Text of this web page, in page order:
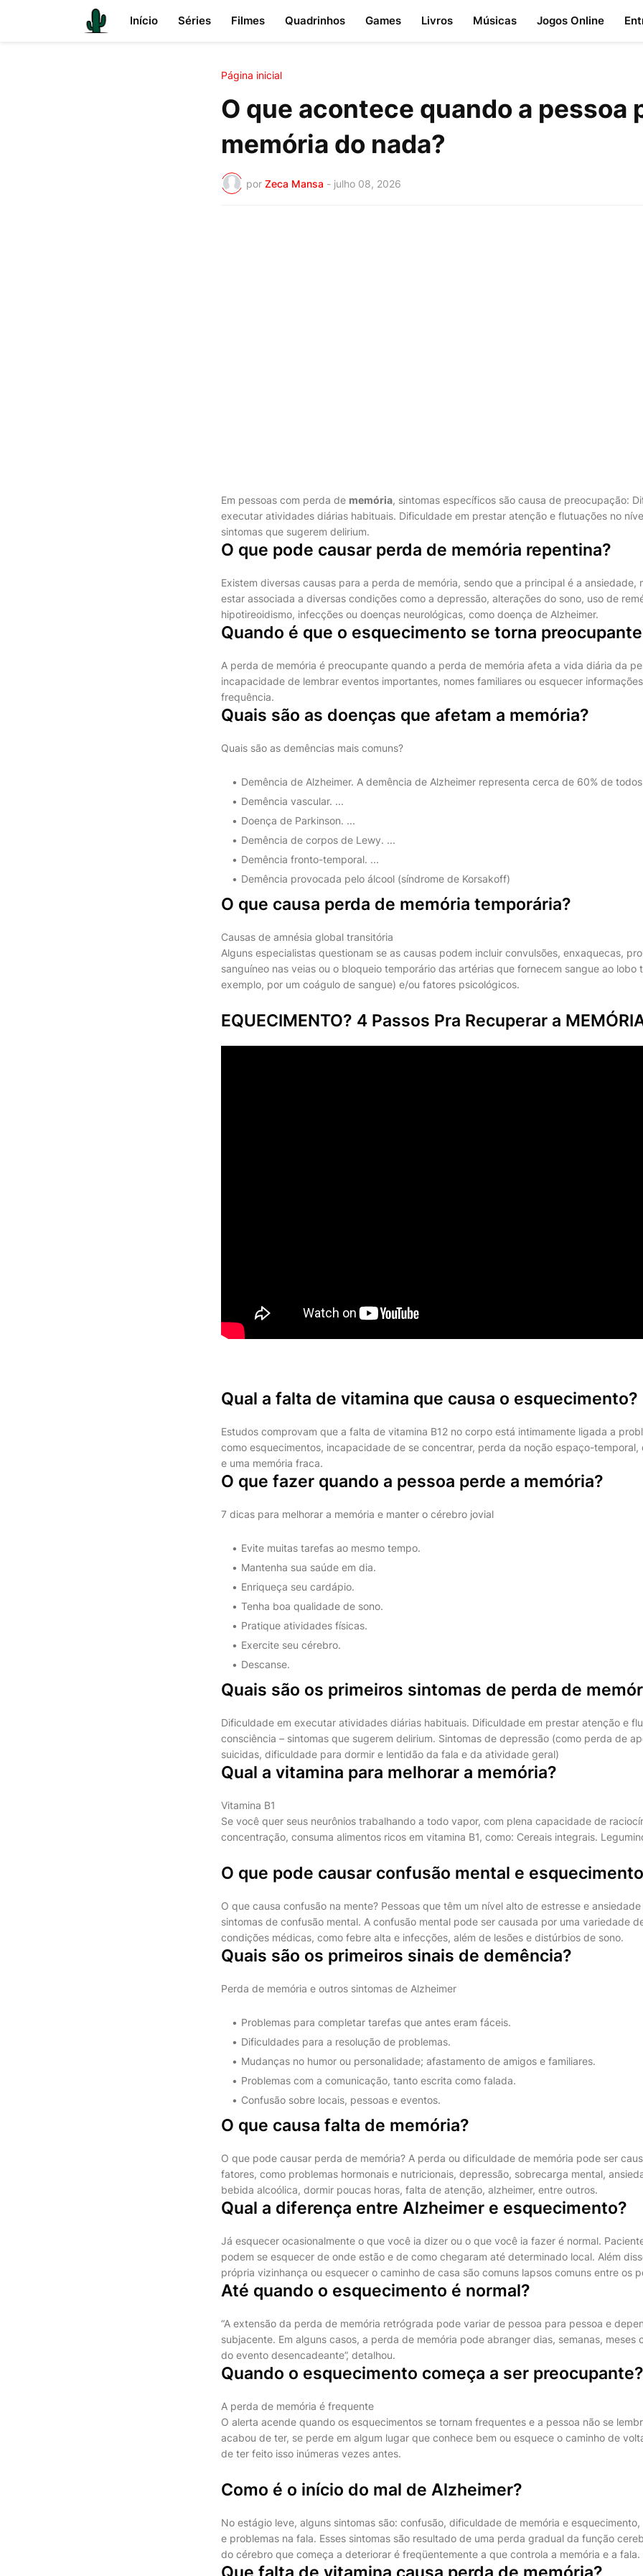
Início Séries Filmes Quadrinhos Games Livros Músicas Jogos Online
Página inicial
O que acontece quando a pessoa
memória do nada?
por Zeca Mansa - julho 08, 2026
Em pessoas com perda de memória, sintomas específicos são causa de preocupação:
executar atividades diárias habituais. Dificuldade em prestar atenção e flutuações no
sintomas que sugerem delirium.
O que pode causar perda de memória repentina?
Existem diversas causas para a perda de memória, sendo que a principal é a ansiedade,
estar associada a diversas condições como a depressão, alterações do sono, uso de
hipotireoidismo, infecções ou doenças neurológicas, como doença de Alzheimer.
Quando é que o esquecimento se torna
A perda de memória é preocupante quando a perda de memória afeta a vida diária da
incapacidade de lembrar eventos importantes, nomes familiares ou esquecer
frequência.
Quais são as doenças que afetam a memória?
Quais são as demências mais comuns?
Demência de Alzheimer. A demência de Alzheimer representa cerca de 60% de
Demência vascular. ...
Doença de Parkinson. ...
Demência de corpos de Lewy. ...
Demência fronto-temporal. ...
Demência provocada pelo álcool (síndrome de Korsakoff)
O que causa perda de memória temporária?
Causas de amnésia global transitória
Alguns especialistas questionam se as causas podem incluir convulsões, enxaquecas,
sanguíneo nas veias ou o bloqueio temporário das artérias que fornecem sangue ao lobo
exemplo, por um coágulo de sangue) e/ou fatores psicológicos.
EQUECIMENTO? 4 Passos Pra Recuperar a
Qual a falta de vitamina que causa o esquecimento?
Estudos comprovam que a falta de vitamina B12 no corpo está intimamente ligada a
como esquecimentos, incapacidade de se concentrar, perda da noção espaço-temporal,
e uma memória fraca.
O que fazer quando a pessoa perde a memória?
7 dicas para melhorar a memória e manter o cérebro jovial
Evite muitas tarefas ao mesmo tempo.
Mantenha sua saúde em dia.
Enriqueça seu cardápio.
Tenha boa qualidade de sono.
Pratique atividades físicas.
Exercite seu cérebro.
Descanse.
Quais são os primeiros sintomas de perda de
Dificuldade em executar atividades diárias habituais. Dificuldade em prestar atenção e
consciência – sintomas que sugerem delirium. Sintomas de depressão (como perda de
suicidas, dificuldade para dormir e lentidão da fala e da atividade geral)
Qual a vitamina para melhorar a memória?
Vitamina B1
Se você quer seus neurônios trabalhando a todo vapor, com plena capacidade de
concentração, consuma alimentos ricos em vitamina B1, como: Cereais integrais.
O que pode causar confusão mental e
O que causa confusão na mente? Pessoas que têm um nível alto de estresse e
sintomas de confusão mental. A confusão mental pode ser causada por uma variedade
condições médicas, como febre alta e infecções, além de lesões e distúrbios de sono.
Quais são os primeiros sinais de demência?
Perda de memória e outros sintomas de Alzheimer
Problemas para completar tarefas que antes eram fáceis.
Dificuldades para a resolução de problemas.
Mudanças no humor ou personalidade; afastamento de amigos e familiares.
Problemas com a comunicação, tanto escrita como falada.
Confusão sobre locais, pessoas e eventos.
O que causa falta de memória?
O que pode causar perda de memória? A perda ou dificuldade de memória pode ser
fatores, como problemas hormonais e nutricionais, depressão, sobrecarga mental,
bebida alcoólica, dormir poucas horas, falta de atenção, alzheimer, entre outros.
Qual a diferença entre Alzheimer e esquecimento?
Já esquecer ocasionalmente o que você ia dizer ou o que você ia fazer é normal.
podem se esquecer de onde estão e de como chegaram até determinado local. Além
própria vizinhança ou esquecer o caminho de casa são comuns lapsos comuns entre os
Até quando o esquecimento é normal?
“A extensão da perda de memória retrógrada pode variar de pessoa para pessoa e
subjacente. Em alguns casos, a perda de memória pode abranger dias, semanas, meses
do evento desencadeante”, detalhou.
Quando o esquecimento começa a ser preocupante?
A perda de memória é frequente
O alerta acende quando os esquecimentos se tornam frequentes e a pessoa não se
acabou de ter, se perde em algum lugar que conhece bem ou esquece o caminho de
de ter feito isso inúmeras vezes antes.
Como é o início do mal de Alzheimer?
No estágio leve, alguns sintomas são: confusão, dificuldade de memória e
e problemas na fala. Esses sintomas são resultado de uma perda gradual da função
do cérebro que começa a deteriorar é freqüentemente a que controla a memória e a fala.